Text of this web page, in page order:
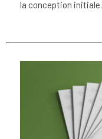
la conception initiale.